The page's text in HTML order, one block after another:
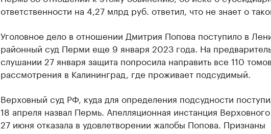
ответственности на 4,27 млрд руб. ответил, что не знает о
Уголовное дело в отношении Дмитрия Попова поступило в
районный суд Перми еще 9 января 2023 года. На
слушании 27 января защита попросила направить все 110
рассмотрения в Калининград, где проживает подсудимый.
Верховный суд РФ, куда для определения подсудности
18 апреля назвал Пермь. Апелляционная инстанция
27 июня отказала в удовлетворении жалобы Попова. Признаны